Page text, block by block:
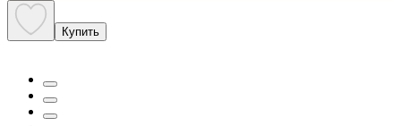
Купить